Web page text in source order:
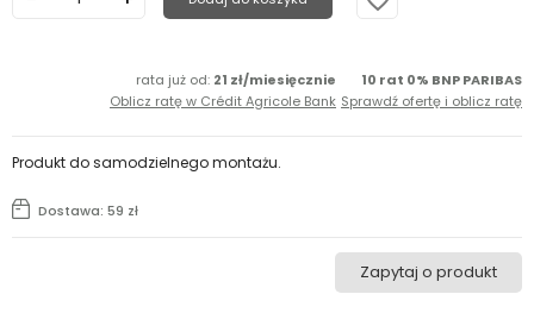
rata już od: 21 zł/miesięcznie
Oblicz ratę w Crédit Agricole Bank
10 rat 0% BNP PARIBAS
Sprawdź ofertę i oblicz ratę
Zapytaj o produkt
Dostawa: 59 zł
Produkt do samodzielnego montażu.